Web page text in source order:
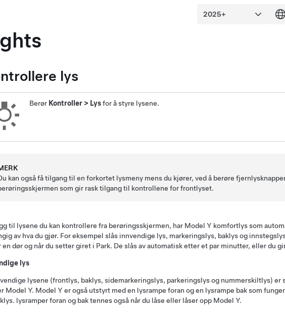
lys
Berør Kontroller > Lysfor å styre lysene.
kan også få tilgang til en forkortet lysmeny mens du kjører, ved å berøre
som gir rask tilgang til kontrollene for frontlyset.
til lysene du kan kontrollere fra berøringsskjermen, har Model Y komfortlys som
av hva du gjør. For eksempel slås innvendige lys, markeringslys, baklys og
en dør og når du setter giret i Park. De slås av automatisk etter et par minutter, eller du
lys
lysene (frontlys, baklys, sidemarkeringslys, parkeringslys og nummerskiltlys) er
Model Y. Model Y er også utstyrt med en lysrampe foran og en lysrampe baksom
lysramper foran og baktennes også når du låse eller låser opp Model Y.